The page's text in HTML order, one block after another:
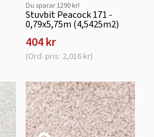
Du sparar 1290 kr!
Stuvbit Peacock 171 -
0,79x5,75m (4,5425m2)
404 kr
(Ord. pris: 2,016 kr)